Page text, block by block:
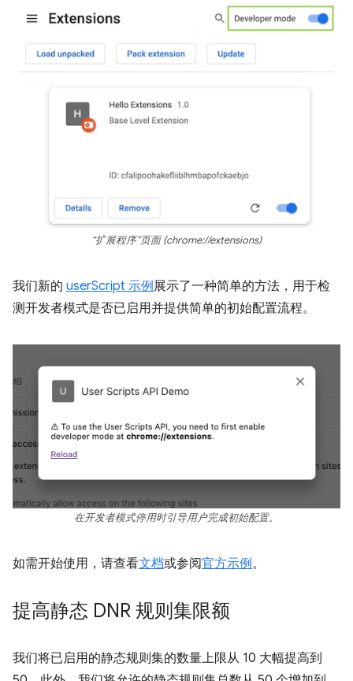
“扩展程序”页面 (chrome://extensions)
我们新的 userScript 示例展示了一种简单的方法，用于检
测开发者模式是否已启用并提供简单的初始配置流程。
在开发者模式停用时引导用户完成初始配置。
如需开始使用，请查看文档或参阅官方示例。
提高静态 DNR 规则集限额
我们将已启用的静态规则集的数量上限从 10 大幅提高到